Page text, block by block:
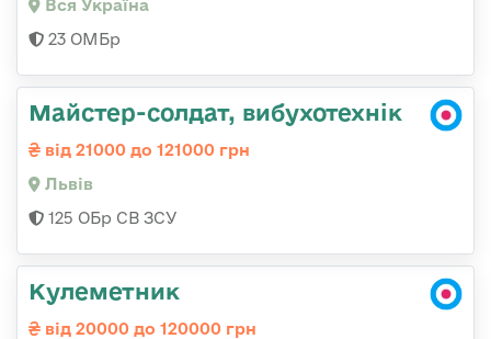
Вся Україна
23 ОМБр
Майстер-солдат, вибухотехнік
від 21000 до 121000 грн
Львів
125 ОБр СВ ЗСУ
Кулеметник
від 20000 до 120000 грн